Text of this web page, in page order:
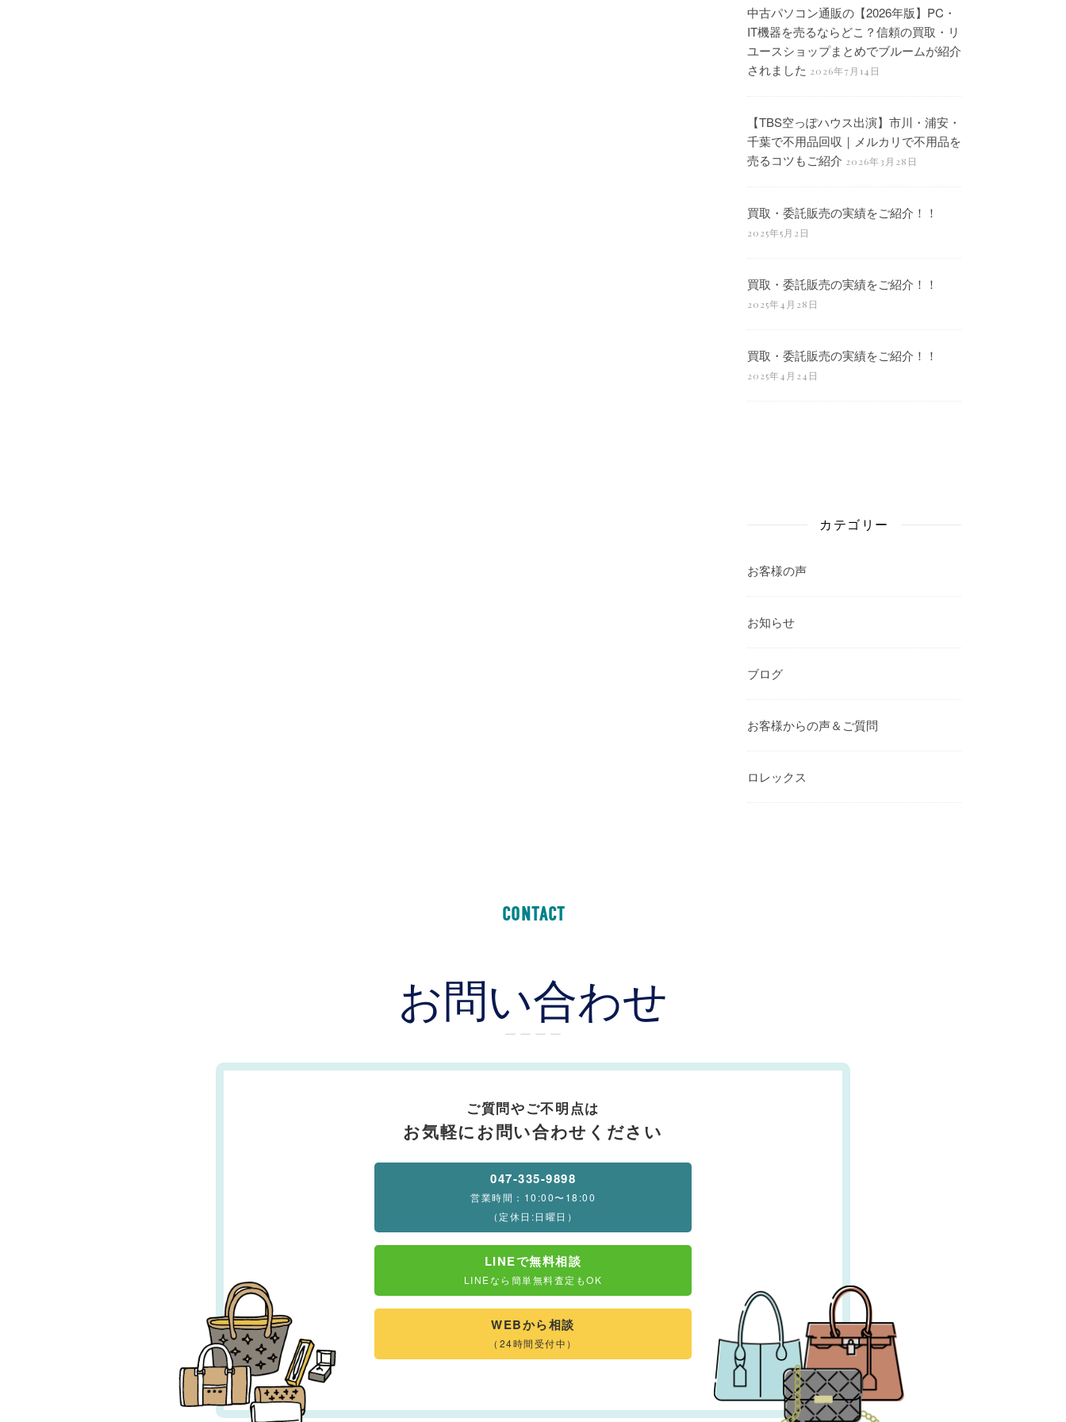
中古パソコン通販の【2026年版】PC・
IT機器を売るならどこ？信頼の買取・リ
ユースショップまとめでブルームが紹介
されました 2026年7月14日
【TBS空っぽハウス出演】市川・浦安・
千葉で不用品回収｜メルカリで不用品を
売るコツもご紹介 2026年3月28日
買取・委託販売の実績をご紹介！！
2025年5月2日
買取・委託販売の実績をご紹介！！
2025年4月28日
買取・委託販売の実績をご紹介！！
2025年4月24日
カテゴリー
お客様の声
お知らせ
ブログ
お客様からの声＆ご質問
ロレックス
CONTACT
お問い合わせ
ー ー ー ー
ご質問やご不明点は
お気軽にお問い合わせください
047-335-9898
営業時間：10:00〜18:00
（定休日:日曜日）
LINEで無料相談
LINEなら簡単無料査定もOK
WEBから相談
（24時間受付中）